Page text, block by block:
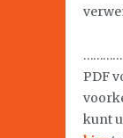
PDF
kunt